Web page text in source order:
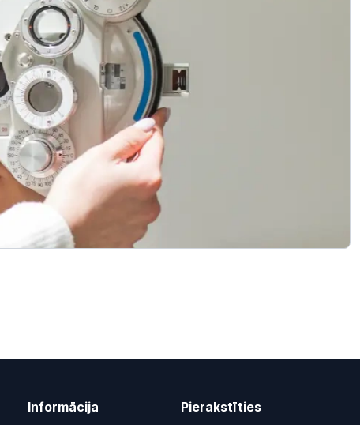
Informācija Pierakstīties